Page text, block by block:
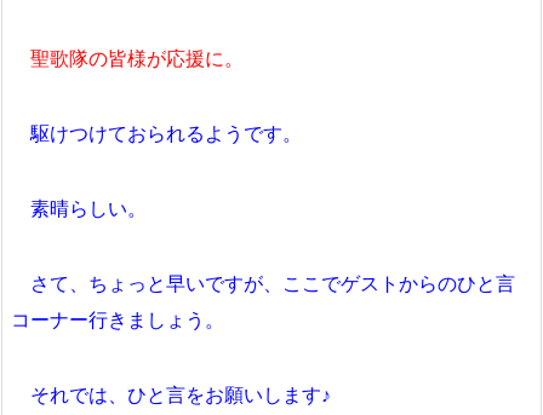
聖歌隊の皆様が応援に。
駆けつけておられるようです。
素晴らしい。
さて、ちょっと早いですが、ここでゲストからのひと言
コーナー行きましょう。
それでは、ひと言をお願いします♪